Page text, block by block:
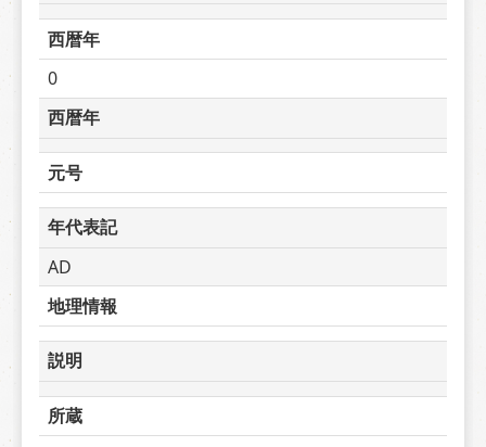
西暦年
0
西暦年
元号
年代表記
AD
地理情報
説明
所蔵